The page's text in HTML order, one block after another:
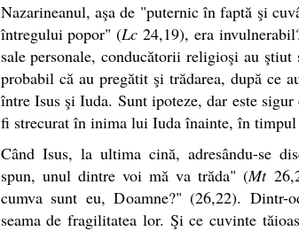
Nazarineanul, aşa de "puternic în faptă şi
întregului popor" (Lc24,19), era
sale personale, conducătorii religioşi au
probabil că au pregătit şi trădarea, după ce
între Isus şi Iuda. Sunt ipoteze, dar este sigur
fi strecurat în inima lui Iuda înainte, în timpul
Când Isus, la ultima cină, adresându-se
spun, unul dintre voi mă va trăda" (Mt
cumva sunt eu, Doamne?" (26,22). Dintr-
seama de fragilitatea lor. Şi ce cuvinte